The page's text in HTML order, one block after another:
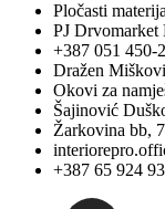
Pločasti
PJ Drvomarket
+387 051 450-
Dražen
Okovi za
Šajinović
Žarkovina bb,
+387 65 924